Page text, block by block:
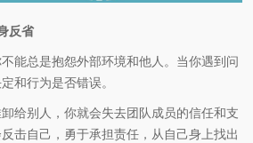
反省
能总是抱怨外部环境和他人。当你遇到问
和行为是否错误。
给别人，你就会失去团队成员的信任和支
击自己，勇于承担责任，从自己身上找出